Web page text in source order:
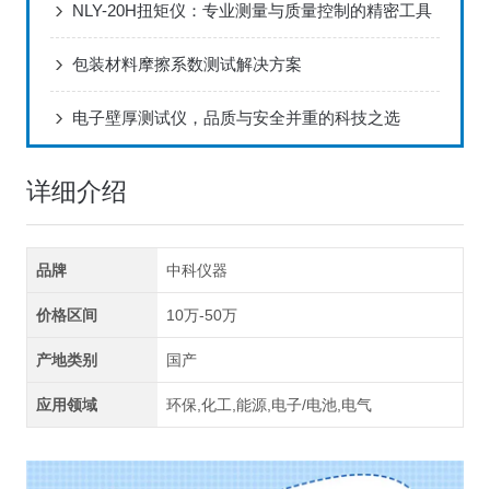
NLY-20H扭矩仪：专业测量与质量控制的精密工具
包装材料摩擦系数测试解决方案
电子壁厚测试仪，品质与安全并重的科技之选
详细介绍
品牌 中科仪器
价格区间 10万-50万
产地类别 国产
应用领域 环保,化工,能源,电子/电池,电气